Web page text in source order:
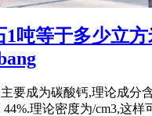
1吨等于多少立
要成为碳酸钙,理论成分
44%.理论密度为/cm3,这